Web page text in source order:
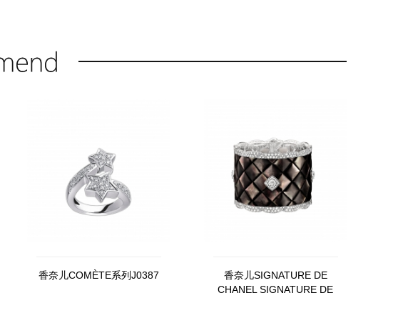
香奈儿COMÈTE系列J0387
香奈儿SIGNATURE DE
CHANEL SIGNATURE DE